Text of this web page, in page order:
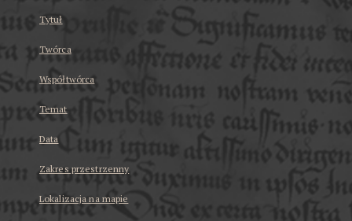
Tytuł
Twórca
Współtwórca
Temat
Data
Zakres przestrzenny
Lokalizacja na mapie